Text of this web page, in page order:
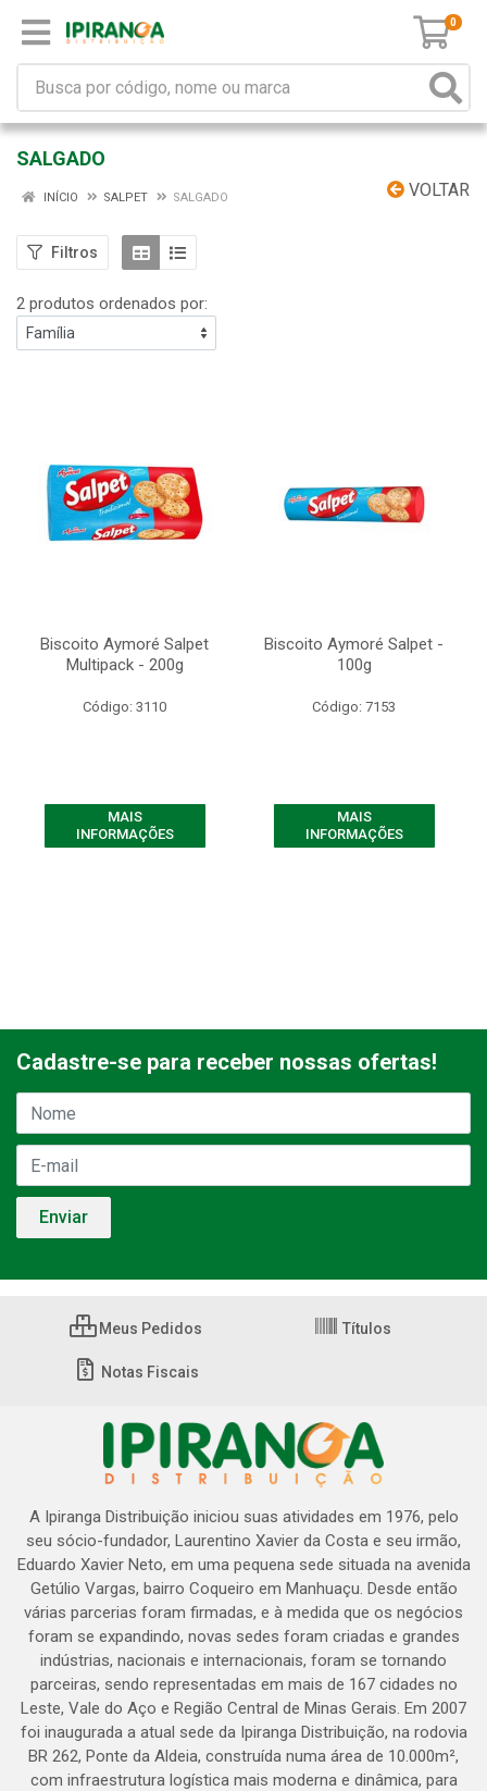
0
SALGADO
VOLTAR
INÍCIO SALPET SALGADO
Filtros
2 produtos ordenados por:
Biscoito Aymoré Salpet
Multipack - 200g
Código: 3110
MAIS
INFORMAÇÕES
Biscoito Aymoré Salpet -
100g
Código: 7153
MAIS
INFORMAÇÕES
Cadastre-se para receber nossas ofertas!
Meus Pedidos Títulos
Notas Fiscais
A Ipiranga Distribuição iniciou suas atividades em 1976, pelo
seu sócio-fundador, Laurentino Xavier da Costa e seu irmão,
Eduardo Xavier Neto, em uma pequena sede situada na avenida
Getúlio Vargas, bairro Coqueiro em Manhuaçu. Desde então
várias parcerias foram firmadas, e à medida que os negócios
foram se expandindo, novas sedes foram criadas e grandes
indústrias, nacionais e internacionais, foram se tornando
parceiras, sendo representadas em mais de 167 cidades no
Leste, Vale do Aço e Região Central de Minas Gerais. Em 2007
foi inaugurada a atual sede da Ipiranga Distribuição, na rodovia
BR 262, Ponte da Aldeia, construída numa área de 10.000m²,
com infraestrutura logística mais moderna e dinâmica, para